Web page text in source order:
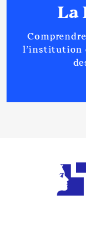
La
l’institution